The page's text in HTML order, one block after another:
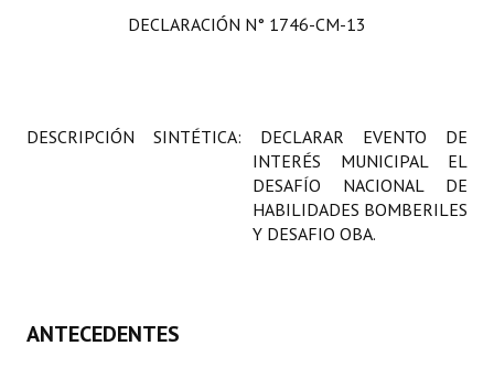
Comisiones EspecialesDECLARACIÓN N° 1746-CM-13
DESCRIPCIÓN SINTÉTICA: DECLARAR EVENTO DE
INTERÉS MUNICIPAL EL
DESAFÍO NACIONAL DE
HABILIDADES BOMBERILES
Y DESAFIO OBA.
ANTECEDENTES